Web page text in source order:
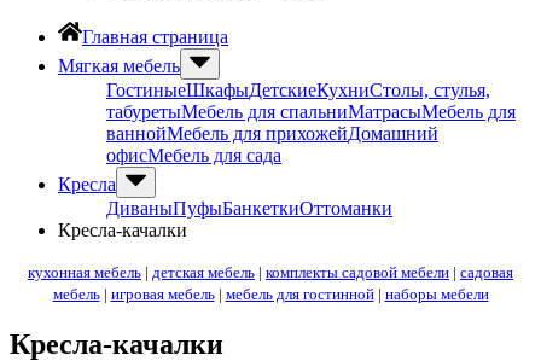
Главная страница
Мягкая мебель
ГостиныеШкафыДетскиеКухниСтолы, стулья,
табуретыМебель для спальниМатрасыМебель для
ваннойМебель для прихожейДомашний
офисМебель для сада
Кресла
ДиваныПуфыБанкеткиОттоманки
Кресла-качалки
кухонная мебель | детская мебель | комплекты садовой мебели | садовая
мебель| игровая мебель| мебель для гостинной| наборы мебели
Кресла-качалки